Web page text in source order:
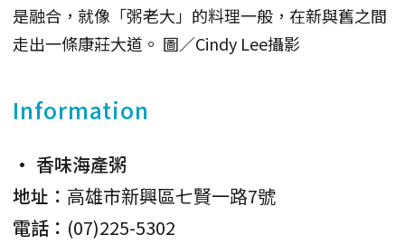
是融合，就像「粥老大」的料理一般，在新與舊之間
走出一條康莊大道。 圖／Cindy Lee攝影
Information
• 香味海產粥
地址： 高雄市新興區七賢一路7號
電話： (07)225-5302